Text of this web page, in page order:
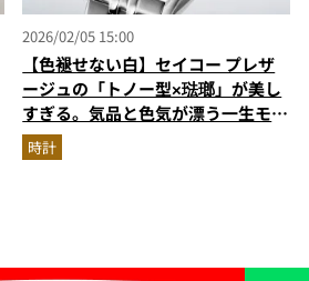
2026/02/05 15:00
【色褪せない白】セイコー プレザ
ージュの「トノー型×琺瑯」が美し
すぎる。気品と色気が漂う一生モノ
の国産時計
時計